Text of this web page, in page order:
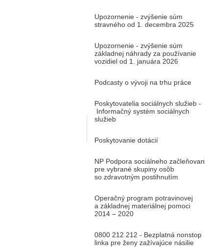
Upozornenie - zvýšenie súm
stravného od 1. decembra 2025
Upozornenie - zvýšenie súm
základnej náhrady za používanie
vozidiel od 1. januára 2026
Podcasty o vývoji na trhu práce
Poskytovatelia sociálnych služieb -
Informačný systém sociálnych
služieb
Poskytovanie dotácií
NP Podpora sociálneho
pre vybrané skupiny osôb
so zdravotným postihnutím
Operačný program potravinovej
a základnej materiálnej pomoci
2014 – 2020
0800 212 212 - Bezplatná nonstop
linka pre ženy zažívajúce násilie